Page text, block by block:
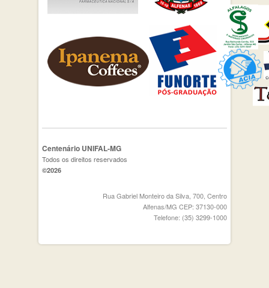
Centenário UNIFAL-MG
Todos os direitos reservados
©2026
Rua Gabriel Monteiro da Silva, 700, Centro
Alfenas/MG CEP: 37130-000
Telefone: (35) 3299-1000